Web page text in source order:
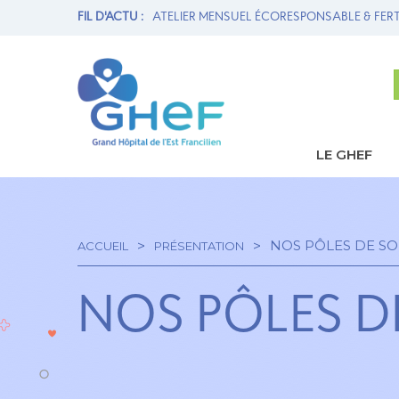
FIL D'ACTU :
ÉCORESPONSABLE & FERTILITÉ 1ère
LE GHEF
Fil
d'Ariane
ACCUEIL PRÉSENTATION NOS PÔLES DE
NOS PÔLES